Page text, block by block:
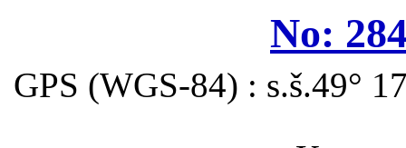
No:
GPS (WGS-84) : s.š.49°